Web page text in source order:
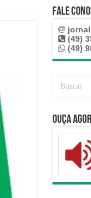
Fale
(49)
(49)
Ouça